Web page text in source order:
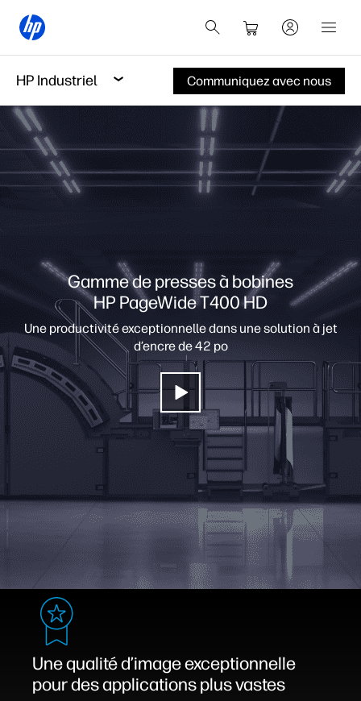
HP Industriel Communiquez avec nous
Gamme de presses à bobines
HP PageWide T400 HD
Une productivité exceptionnelle dans une solution à jet
d’encre de 42 po
Une qualité d’image exceptionnelle
pour des applications plus vastes